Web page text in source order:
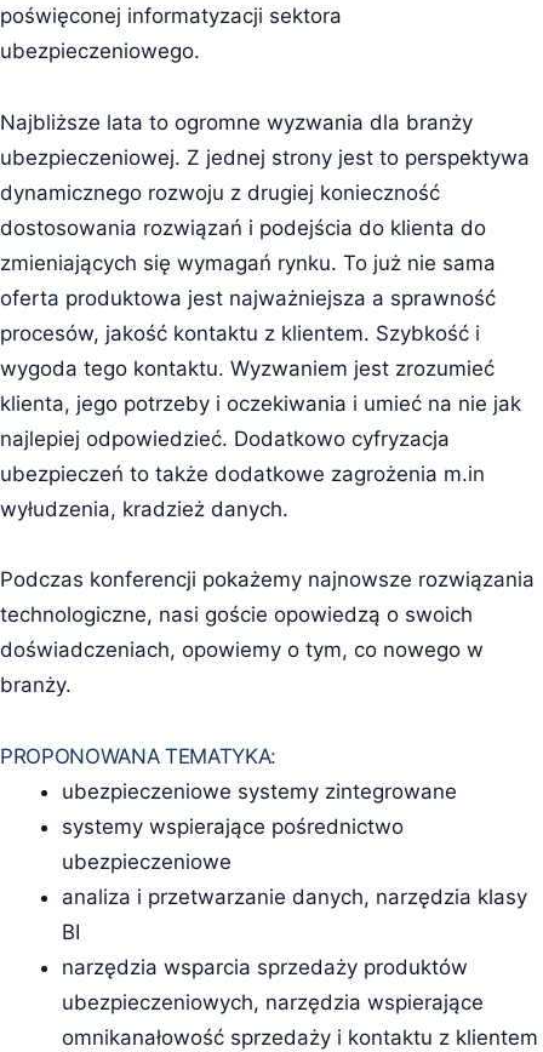
poświęconej informatyzacji sektora
ubezpieczeniowego.
Najbliższe lata to ogromne wyzwania dla branży
ubezpieczeniowej. Z jednej strony jest to perspektywa
dynamicznego rozwoju z drugiej konieczność
dostosowania rozwiązań i podejścia do klienta do
zmieniających się wymagań rynku. To już nie sama
oferta produktowa jest najważniejsza a sprawność
procesów, jakość kontaktu z klientem. Szybkość i
wygoda tego kontaktu. Wyzwaniem jest zrozumieć
klienta, jego potrzeby i oczekiwania i umieć na nie jak
najlepiej odpowiedzieć. Dodatkowo cyfryzacja
ubezpieczeń to także dodatkowe zagrożenia m.in
wyłudzenia, kradzież danych.
Podczas konferencji pokażemy najnowsze rozwiązania
technologiczne, nasi goście opowiedzą o swoich
doświadczeniach, opowiemy o tym, co nowego w
branży.
PROPONOWANA TEMATYKA:
ubezpieczeniowe systemy zintegrowane
systemy wspierające pośrednictwo
ubezpieczeniowe
analiza i przetwarzanie danych, narzędzia klasy
BI
narzędzia wsparcia sprzedaży produktów
ubezpieczeniowych, narzędzia wspierające
omnikanałowość sprzedaży i kontaktu z klientem